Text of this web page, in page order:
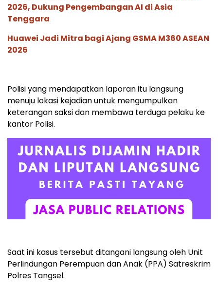
2026, Dukung Pengembangan AI di Asia
Tenggara
Huawei Jadi Mitra bagi Ajang GSMA M360 ASEAN
2026
Polisi yang mendapatkan laporan itu langsung
menuju lokasi kejadian untuk mengumpulkan
keterangan saksi dan membawa terduga pelaku ke
kantor Polisi.
Saat ini kasus tersebut ditangani langsung oleh Unit
Perlindungan Perempuan dan Anak (PPA) Satreskrim
Polres Tangsel.